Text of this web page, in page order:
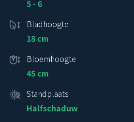
5 - 6
Bladhoogte
18 cm
Bloemhoogte
45 cm
Standplaats
Halfschaduw